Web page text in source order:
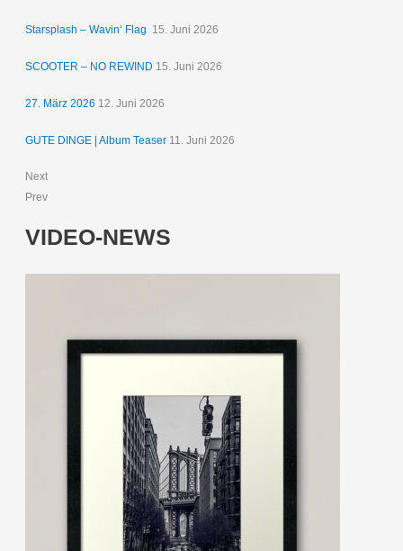
Starsplash – Wavin‘ Flag 15. Juni 2026
SCOOTER – NO REWIND 15. Juni 2026
27. März 2026 12. Juni 2026
GUTE DINGE | Album Teaser 11. Juni 2026
Next
Prev
VIDEO-NEWS